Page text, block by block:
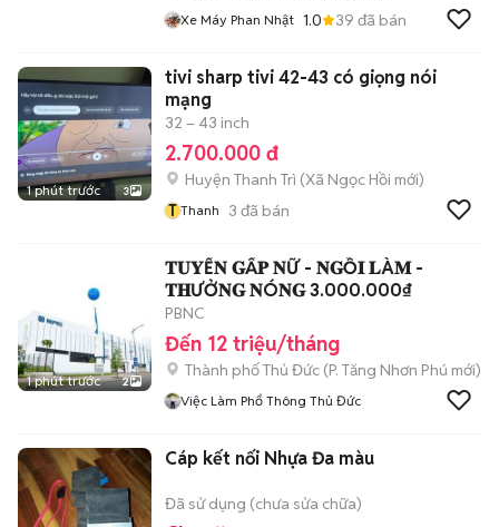
Xe Máy Phan Nhật 1.0 39 đã bán
1 phút trước 3
tivi sharp tivi 42-43 có giọng nói
mạng
32 – 43 inch
2.700.000 đ
Huyện Thanh Trì (Xã Ngọc Hồi mới)
T Thanh 3 đã bán
1 phút trước 2
𝐓𝐔𝐘Ể𝐍 𝐆Ấ𝐏 𝐍Ữ - 𝐍𝐆Ồ𝐈 𝐋À𝐌 -
𝐓𝐇ƯỞ𝐍𝐆 𝐍Ó𝐍𝐆 3.000.000₫
PBNC
Đến 12 triệu/tháng
Thành phố Thủ Đức (P. Tăng Nhơn Phú mới)
Việc Làm Phổ Thông Thủ Đức
Cáp kết nối Nhựa Đa màu
Đã sử dụng (chưa sửa chữa)